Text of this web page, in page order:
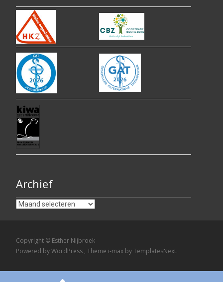
Archief
Archief
Copyright © Esther Nijbroek
Powered by WordPress , Theme i-max by TemplatesNext.